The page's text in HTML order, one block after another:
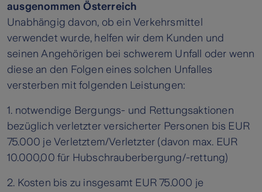
ausgenommen Österreich
Unabhängig davon, ob ein Verkehrsmittel
verwendet wurde, helfen wir dem Kunden und
seinen Angehörigen bei schwerem Unfall oder wenn
diese an den Folgen eines solchen Unfalles
versterben mit folgenden Leistungen:
1. notwendige Bergungs- und Rettungsaktionen
bezüglich verletzter versicherter Personen bis EUR
75.000 je Verletztem/Verletzter (davon max. EUR
10.000,00 für Hubschrauberbergung/-rettung)
2. Kosten bis zu insgesamt EUR 75.000 je